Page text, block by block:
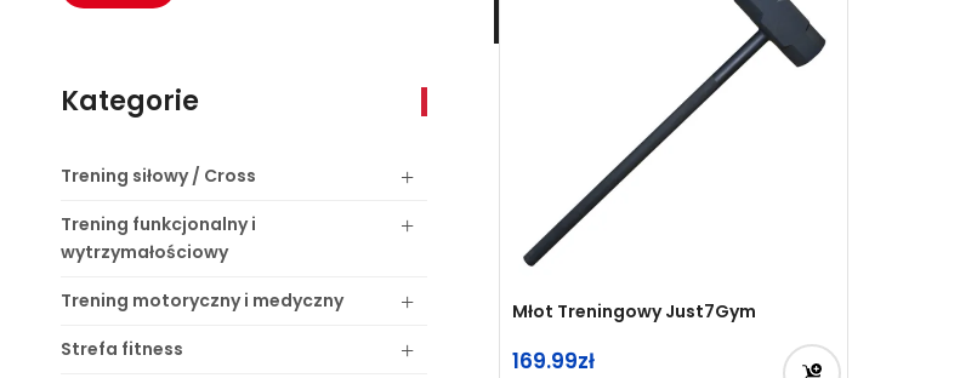
Młot Treningowy Just7Gym
169.99
Kategorie
Trening siłowy / Cross
Trening funkcjonalny i
wytrzymałościowy
Trening motoryczny i medyczny
Strefa fitness